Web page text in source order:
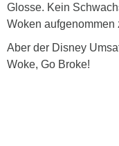
Glosse. Kein
Woken aufgenommen
Aber der Disney
Woke, Go Broke!